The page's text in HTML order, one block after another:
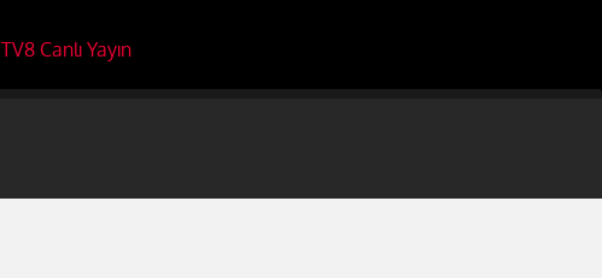
TV8 Canlı Yayın